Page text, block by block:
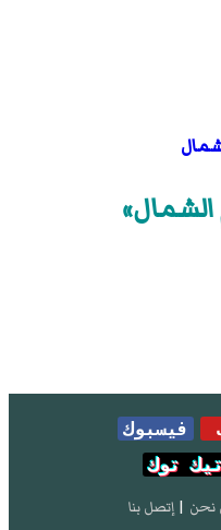
فيسبوك
توك
نحن | إتصل بنا